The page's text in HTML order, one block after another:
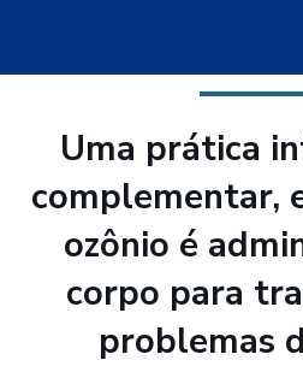
Uma prática
complementar,
ozônio é
corpo para
problemas